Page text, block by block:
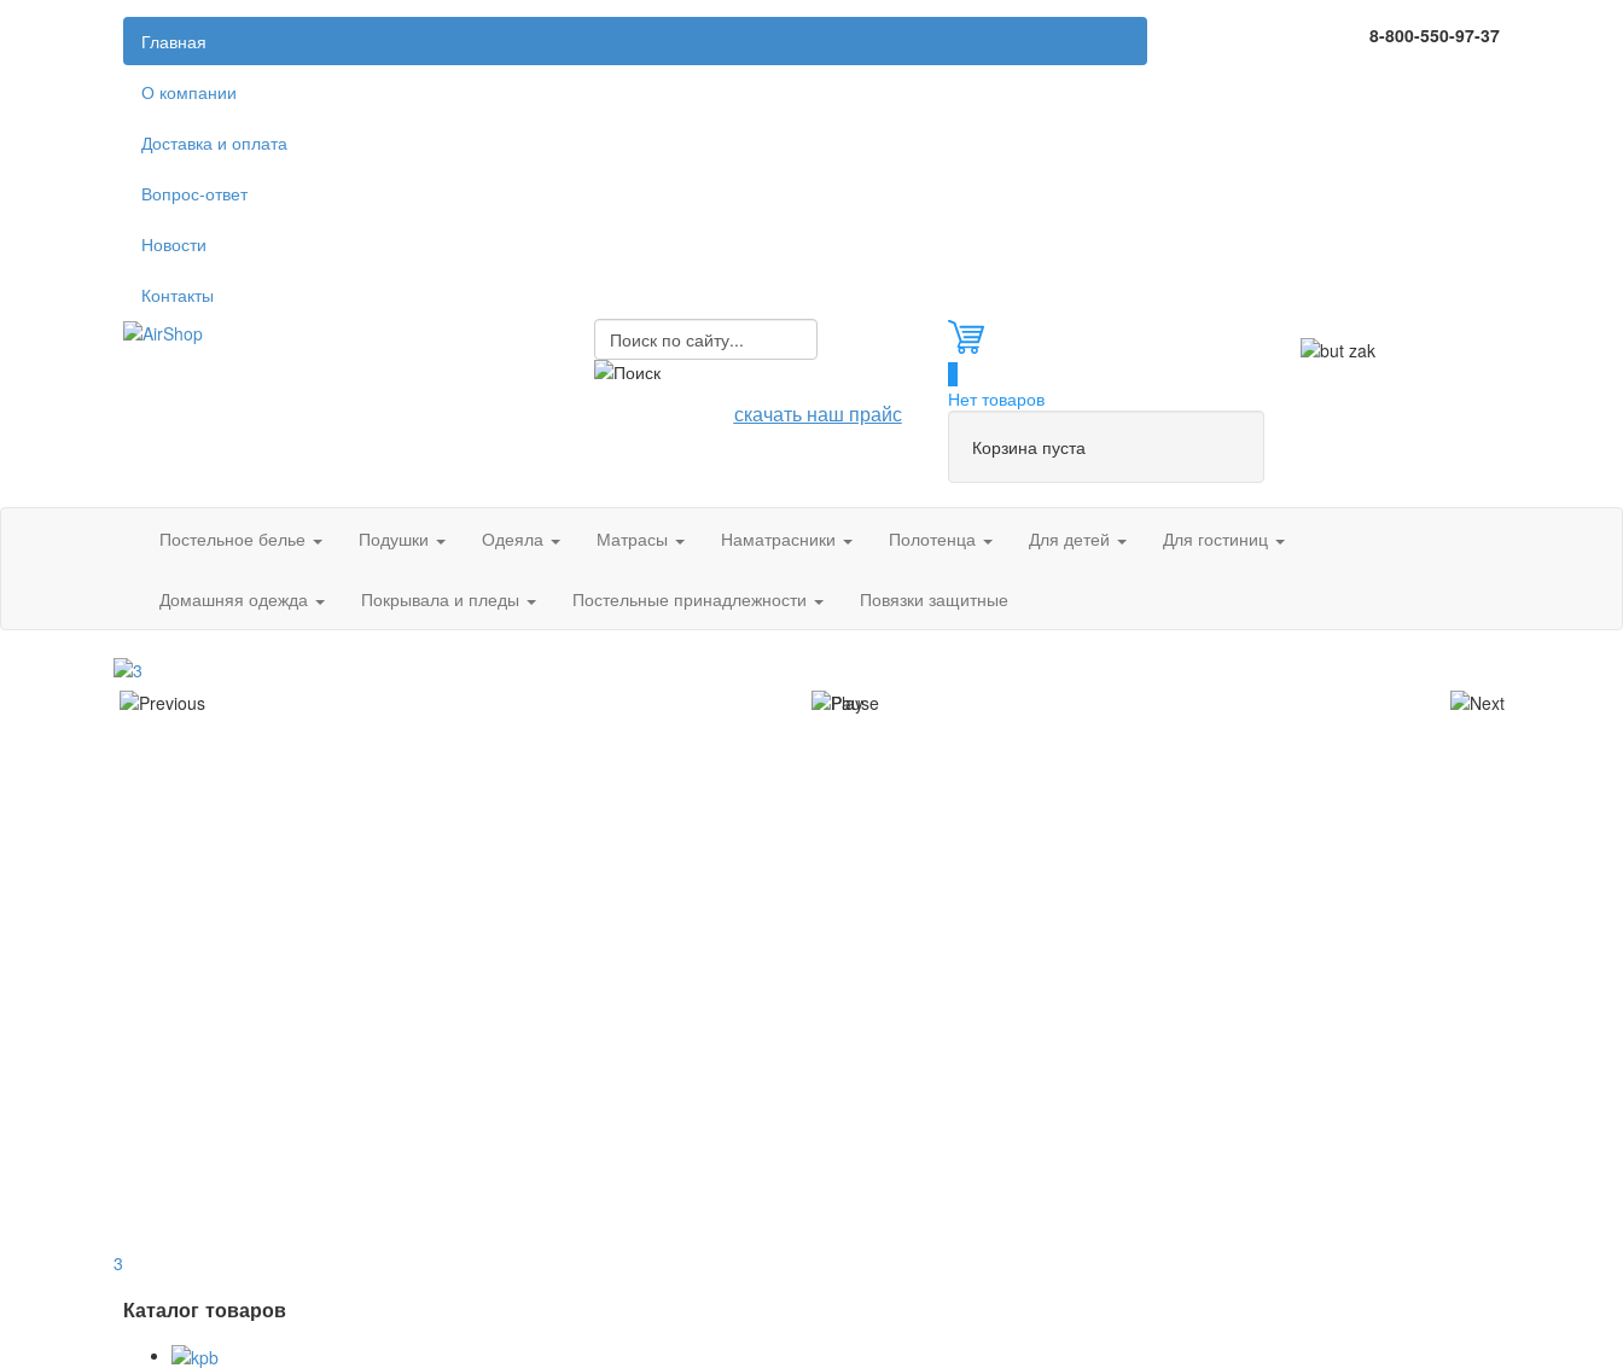
Главная
О компании
Доставка и оплата
Вопрос-ответ
Новости
Контакты
8-800-550-97-37
скачать наш прайс
Нет товаров
Корзина пуста
Постельное белье Подушки Одеяла Матрасы Наматрасники Полотенца Для детей Для гостиниц
Домашняя одежда Покрывала и пледы Постельные принадлежности Повязки защитные
3
Каталог товаров